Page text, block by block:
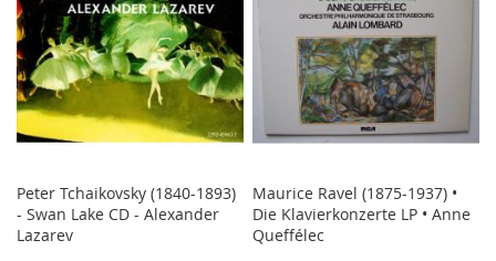
Peter Tchaikovsky (1840-1893)
- Swan Lake CD - Alexander
Lazarev
Maurice Ravel (1875-1937) •
Die Klavierkonzerte LP • Anne
Queffélec